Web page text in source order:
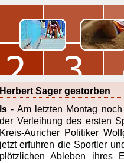
Herbert Sager gestorben
ls - Am letzten Montag
der Verleihung des ersten
Kreis-Auricher Politiker
jetzt erfuhren die Sportler
plötzlichen Ableben ihres